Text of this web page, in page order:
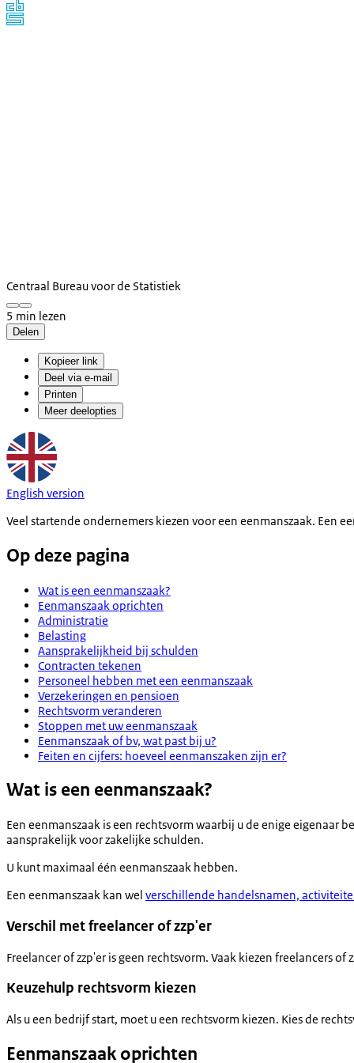
Centraal Bureau voor de Statistiek
5 min lezen
Delen
Kopieer link
Deel via e-mail
Printen
Meer deelopties
English version
Veel startende ondernemers kiezen voor een eenmanszaak. Een
Op deze pagina
Wat is een eenmanszaak?
Eenmanszaak oprichten
Administratie
Belasting
Aansprakelijkheid bij schulden
Contracten tekenen
Personeel hebben met een eenmanszaak
Verzekeringen en pensioen
Rechtsvorm veranderen
Stoppen met uw eenmanszaak
Eenmanszaak of bv, wat past bij u?
Feiten en cijfers: hoeveel eenmanszaken zijn er?
Wat is een eenmanszaak?
Een eenmanszaak is een rechtsvorm waarbij u de enige
aansprakelijk voor zakelijke schulden.
U kunt maximaal één eenmanszaak hebben.
Een eenmanszaak kan wel verschillende handelsnamen,
Verschil met freelancer of zzp'er
Freelancer of zzp'er is geen rechtsvorm. Vaak kiezen freelancers
Keuzehulp rechtsvorm kiezen
Als u een bedrijf start, moet u een rechtsvorm kiezen. Kies de
Eenmanszaak oprichten